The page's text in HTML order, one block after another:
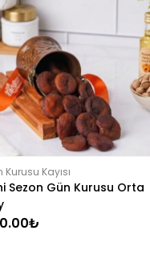
Kurusu Kayısı
Sezon Gün Kurusu Orta